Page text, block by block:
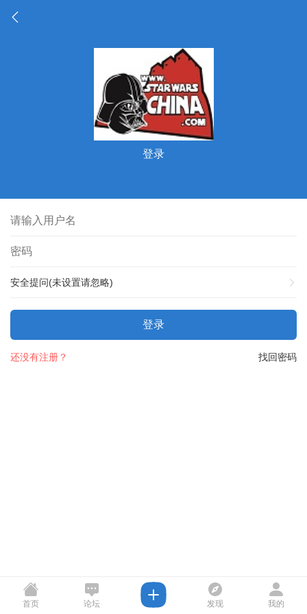
登录
安全提问(未设置请忽略)
登录
找回密码
还没有注册？
首页 论坛 发现 我的